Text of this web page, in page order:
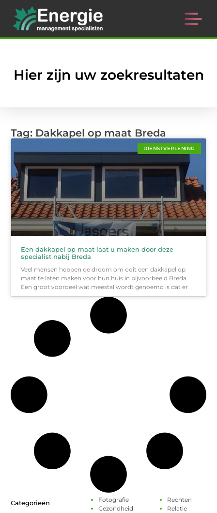
Hier zijn uw zoekresultaten
Tag: Dakkapel op maat Breda
DIENSTVERLENING
Een dakkapel op maat laat u maken door deze
specialist nabij Breda
Veel mensen hebben de droom om ooit een dakkapel op
maat te laten maken voor hun huis in bijvoorbeeld Breda.
Een groot voordeel wat meestal wordt genoemd is dat er
Categorieën
Fotografie
Gezondheid
Rechten
Relatie